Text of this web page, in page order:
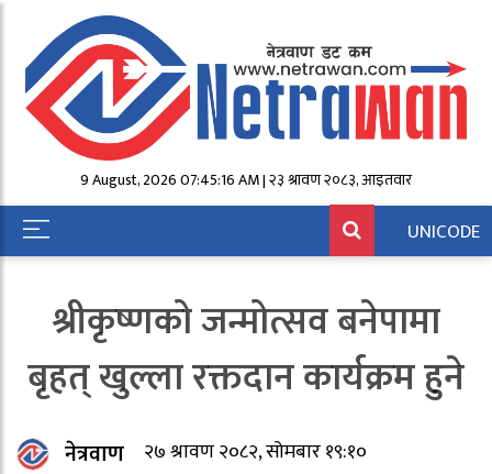
9 August, 2026 07:45:16 AM | २३ श्रावण २०८३, आईतवार
UNICODE
श्रीकृष्णको जन्मोत्सव बनेपामा
बृहत् खुल्ला रक्तदान कार्यक्रम हुने
नेत्रवाण २७ श्रावण २०८२, सोमबार १९:१०